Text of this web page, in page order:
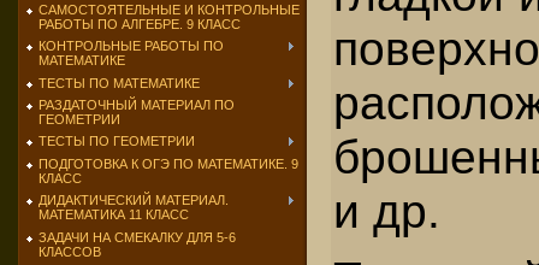
САМОСТОЯТЕЛЬНЫЕ И КОНТРОЛЬНЫЕ
РАБОТЫ ПО АЛГЕБРЕ. 9 КЛАСС
КОНТРОЛЬНЫЕ РАБОТЫ ПО
МАТЕМАТИКЕ
ТЕСТЫ ПО МАТЕМАТИКЕ
РАЗДАТОЧНЫЙ МАТЕРИАЛ ПО
ГЕОМЕТРИИ
ТЕСТЫ ПО ГЕОМЕТРИИ
ПОДГОТОВКА К ОГЭ ПО МАТЕМАТИКЕ. 9
КЛАСС
ДИДАКТИЧЕСКИЙ МАТЕРИАЛ.
МАТЕМАТИКА 11 КЛАСС
ЗАДАЧИ НА СМЕКАЛКУ ДЛЯ 5-6
КЛАССОВ
и др.